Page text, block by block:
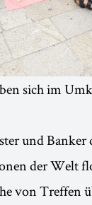
sich im
und Banker
der Welt
von Treffen